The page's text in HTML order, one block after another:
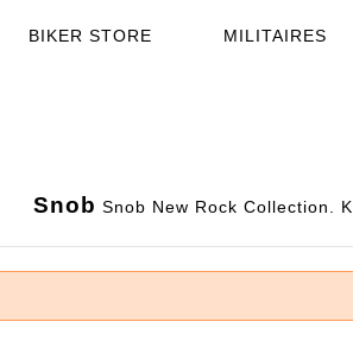
BIKER STORE MILITAIRES
Snob Snob New Rock Collection.